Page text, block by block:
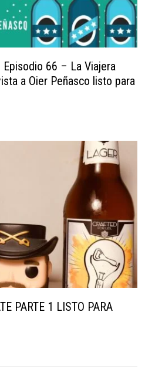
66 – La Viajera
a Oier Peñasco listo para
PARTE 1 LISTO PARA